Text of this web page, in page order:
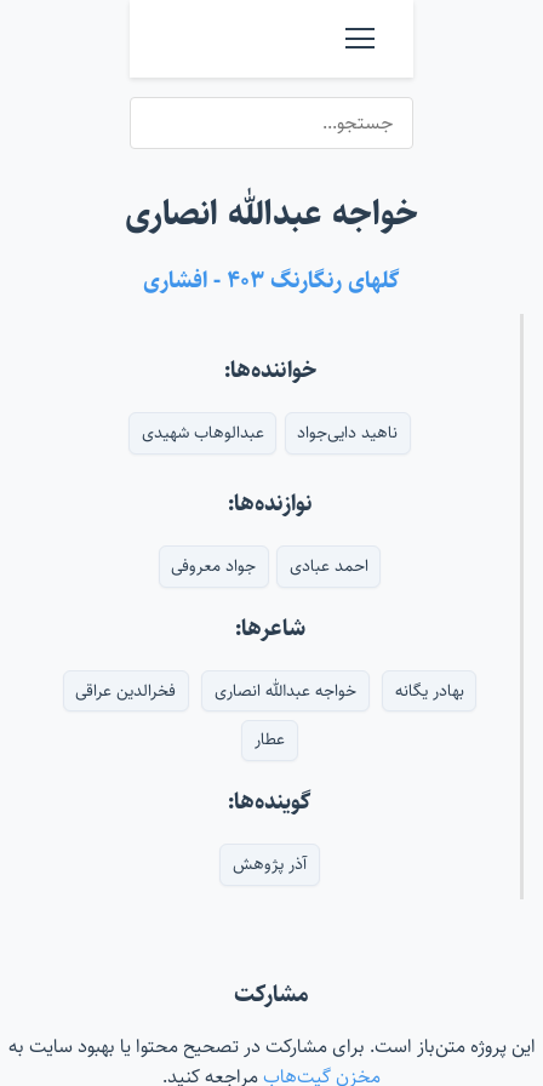
خواجه عبدالله انصاری
گلهای رنگارنگ ۴۰۳ - افشاری
خواننده‌ها:
ناهید دایی‌جواد عبدالوهاب شهیدی
نوازنده‌ها:
احمد عبادی جواد معروفی
شاعرها:
بهادر یگانه خواجه عبدالله انصاری
فخرالدین عراقی
عطار
گوینده‌ها:
آذر پژوهش
مشارکت
این پروژه متن‌باز است. برای مشارکت در تصحیح محتوا یا بهبود سایت به
مخزن گیت‌هابمراجعه کنید.